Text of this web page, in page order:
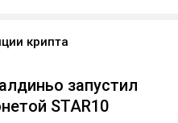
крипта
запустил
STAR10